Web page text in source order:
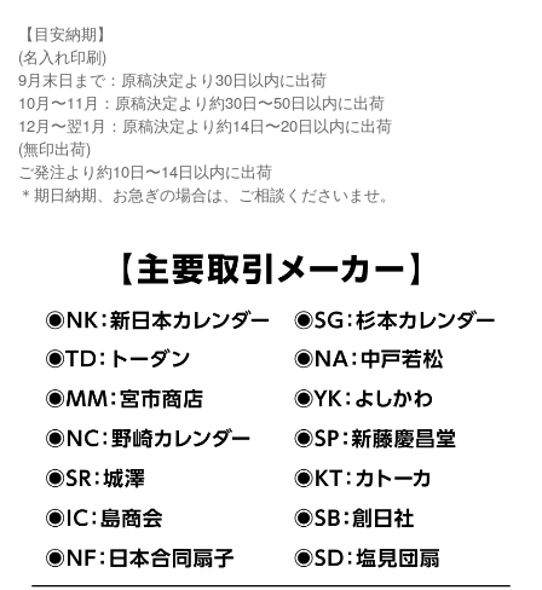
【目安納期】
(名入れ印刷)
9月末日まで：原稿決定より30日以内に出荷
10月〜11月：原稿決定より約30日〜50日以内に出荷
12月〜翌1月：原稿決定より約14日〜20日以内に出荷
(無印出荷)
ご発注より約10日〜14日以内に出荷
＊期日納期、お急ぎの場合は、ご相談くださいませ。